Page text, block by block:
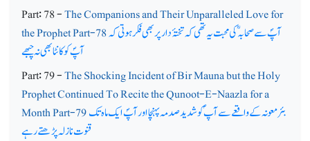
Part: 78 -The Companions and Their Unparalleled Love for
the Prophet Part-78آپؐ سے صحابہؓ کی محبت یہ تھی کہ تختۂ دار پر بھی فکر ہوتی کہ
آپؐ کو کانٹا بھی نہ چبھے
Part: 79 -The Shocking Incident of Bir Mauna but the Holy
Prophet Continued To Recite the Qunoot-E-Naazla for a
Month Part-79بئر معونہ کے واقعے سے آپ ؐ کو شدید صدمہ پہنچا اور آپؐ ایک ماہ تک
قنوت نازلہ پڑھتے رہے